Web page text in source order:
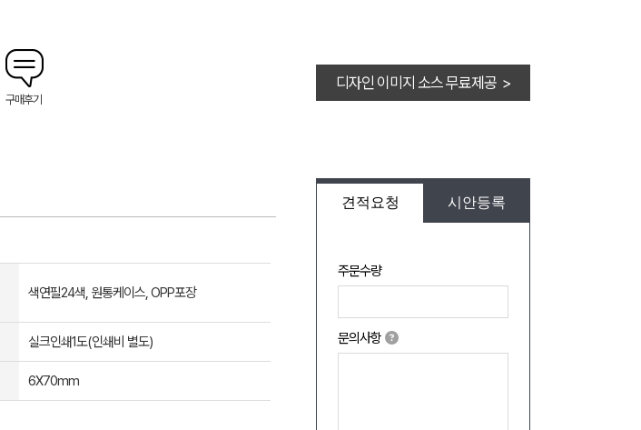
구매후기
디자인 이미지 소스 무료제공 >
견적요청 시안등록
주문수량
문의사항
색연필24색, 원통케이스, OPP포장
실크인쇄1도(인쇄비 별도)
6X70mm